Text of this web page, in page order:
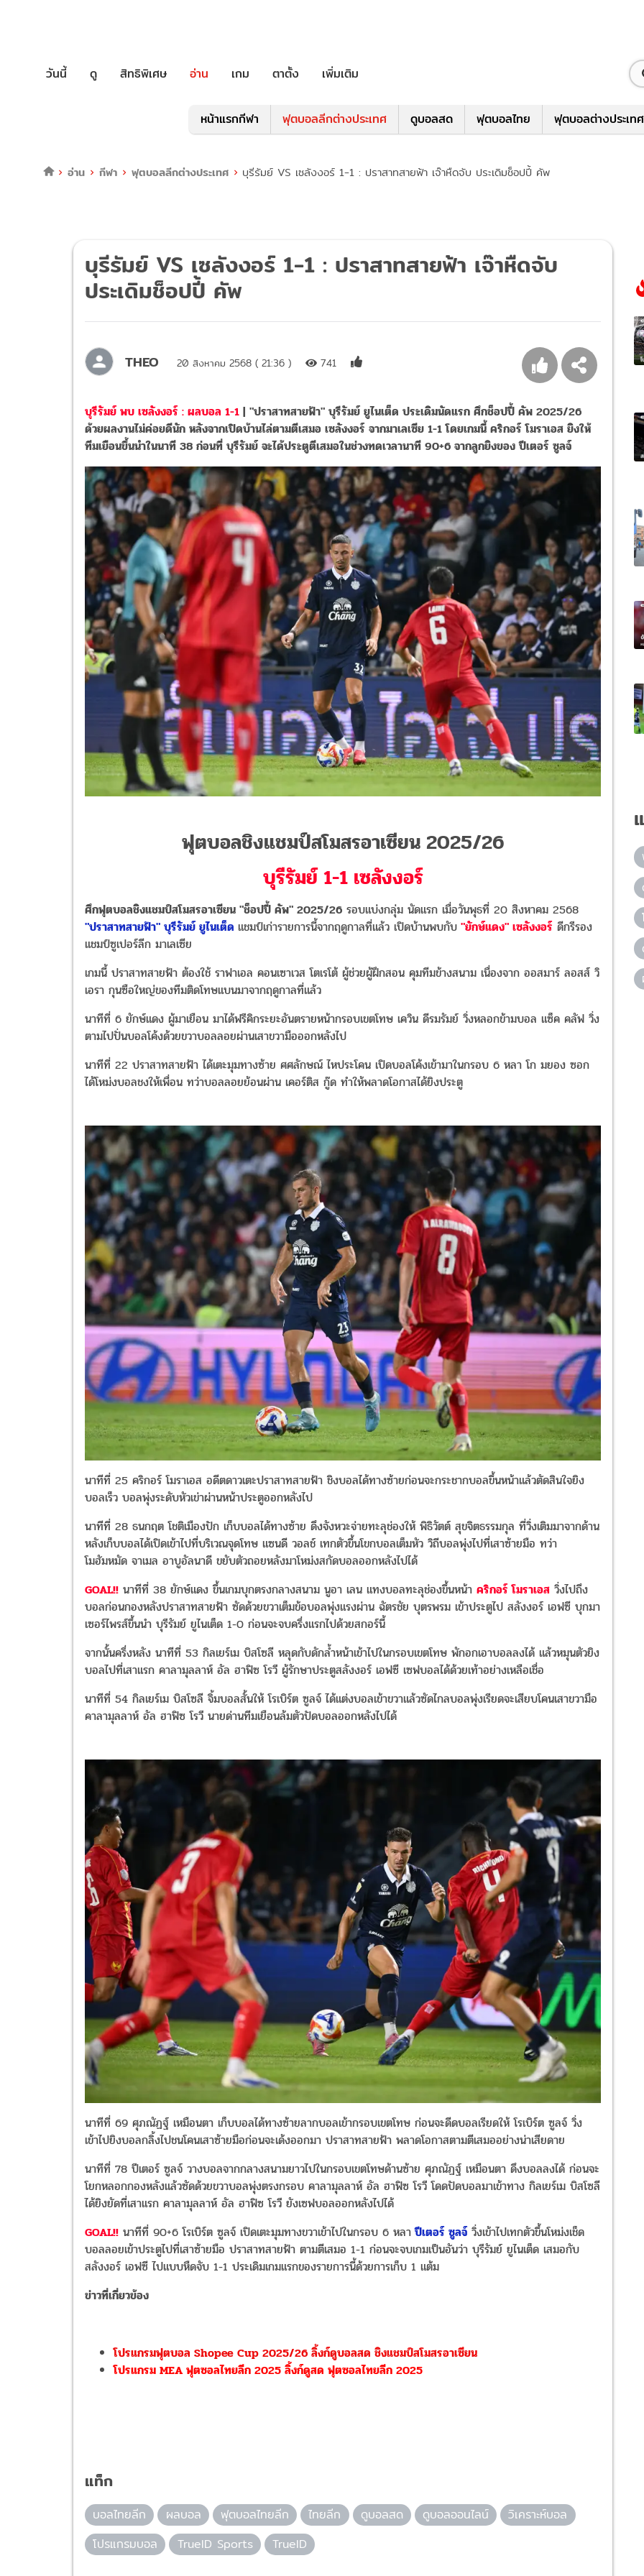
วันนี้ ดู สิทธิพิเศษ อ่าน เกม ตาตั้ง เพิ่มเติม
หน้าแรกกีฬา ฟุตบอลลีกต่างประเทศ ดูบอลสด ฟุตบอลไทย ฟุตบอลต่างประเทศ
อ่าน กีฬา ฟุตบอลลีกต่างประเทศ บุรีรัมย์ VS เซลังงอร์ 1-1 : ปราสาทสายฟ้า เจ๊าหืดจับ ประเดิมช็อปปี้ คัพ
บุรีรัมย์ VS เซลังงอร์ 1-1 : ปราสาทสายฟ้า เจ๊าหืดจับ
ประเดิมช็อปปี้ คัพ
THEO 20 สิงหาคม 2568 ( 21:36 ) 741
บุรีรัมย์ พบ เซลังงอร์ : ผลบอล 1-1 | "ปราสาทสายฟ้า" บุรีรัมย์ ยูไนเต็ด ประเดิมนัดแรก ศึกช็อปปี้ คัพ 2025/26
ด้วยผลงานไม่ค่อยดีนัก หลังจากเปิดบ้านไล่ตามตีเสมอ เซลังงอร์ จากมาเลเซีย 1-1 โดยเกมนี้ คริกอร์ โมราเอส ยิงให้
ทีมเยือนขึ้นนำในนาที 38 ก่อนที่ บุรีรัมย์ จะได้ประตูตีเสมอในช่วงทดเวลานาที 90+6 จากลูกยิงของ ปีเตอร์ ซูลจ์
ฟุตบอลชิงแชมป์สโมสรอาเซียน 2025/26
บุรีรัมย์ 1-1 เซลังงอร์
ศึกฟุตบอลชิงแชมป์สโมสรอาเซียน "ช็อปปี้ คัพ" 2025/26 รอบแบ่งกลุ่ม นัดแรก เมื่อวันพุธที่ 20 สิงหาคม 2568
"ปราสาทสายฟ้า" บุรีรัมย์ ยูไนเต็ด แชมป์เก่ารายการนี้จากฤดูกาลที่แล้ว เปิดบ้านพบกับ "ยักษ์แดง" เซลังงอร์ ดีกรีรอง
แชมป์ซูเปอร์ลีก มาเลเซีย
เกมนี้ ปราสาทสายฟ้า ต้องใช้ ราฟาเอล คอนเซาเวส โตเรโต้ ผู้ช่วยผู้ฝึกสอน คุมทีมข้างสนาม เนื่องจาก ออสมาร์ ลอสส์ วิ
เอรา กุนซือใหญ่ของทีมติดโทษแบนมาจากฤดูกาลที่แล้ว
นาทีที่ 6 ยักษ์แดง ผู้มาเยือน มาได้ฟรีคิกระยะอันตรายหน้ากรอบเขตโทษ เควิน ดีรมรัมย์ วิ่งหลอกข้ามบอล แซ็ค คลัฟ วิ่ง
ตามไปปั่นบอลโค้งด้วยขวาบอลลอยผ่านเสาขวามือออกหลังไป
นาทีที่ 22 ปราสาทสายฟ้า ได้เตะมุมทางซ้าย ศศลักษณ์ ไหประโคน เปิดบอลโค้งเข้ามาในกรอบ 6 หลา โก มยอง ซอก
ได้โหม่งบอลชงให้เพื่อน ทว่าบอลลอยย้อนผ่าน เคอร์ติส กู๊ด ทำให้พลาดโอกาสได้ยิงประตู
นาทีที่ 25 คริกอร์ โมราเอส อดีตดาวเตะปราสาทสายฟ้า ชิงบอลได้ทางซ้ายก่อนจะกระชากบอลขึ้นหน้าแล้วตัดสินใจยิง
บอลเร็ว บอลพุ่งระดับหัวเข่าผ่านหน้าประตูออกหลังไป
นาทีที่ 28 ธนกฤต โชติเมืองปัก เก็บบอลได้ทางซ้าย ดึงจังหวะจ่ายทะลุช่องให้ พิธิวัตต์ สุขจิตธรรมกุล ที่วิ่งเติมมาจากด้าน
หลังเก็บบอลได้เปิดเข้าไปที่บริเวณจุดโทษ แซนดี วอลช์ เทกตัวขึ้นโขกบอลเต็มหัว วิถีบอลพุ่งไปที่เสาซ้ายมือ ทว่า
โมฮัมหมัด จาเมล อาบูอัลนาดี ขยับตัวถอยหลังมาโหม่งสกัดบอลออกหลังไปได้
GOAL!! นาทีที่ 38 ยักษ์แดง ขึ้นเกมบุกตรงกลางสนาม นูอา เลน แทงบอลทะลุช่องขึ้นหน้า คริกอร์ โมราเอส วิ่งไปถึง
บอลก่อนกองหลังปราสาทสายฟ้า ซัดด้วยขวาเต็มข้อบอลพุ่งแรงผ่าน ฉัตรชัย บุตรพรม เข้าประตูไป สลังงอร์ เอฟซี บุกมา
เซอร์ไพรส์ขึ้นนำ บุรีรัมย์ ยูไนเต็ด 1-0 ก่อนจะจบครึ่งแรกไปด้วยสกอร์นี้
จากนั้นครึ่งหลัง นาทีที่ 53 กิลเยร์เม บิสโซลี หลุดกับดักล้ำหน้าเข้าไปในกรอบเขตโทษ พักอกเอาบอลลงได้ แล้วหมุนตัวยิง
บอลไปที่เสาแรก คาลามุลลาห์ อัล ฮาฟิซ โรวี ผู้รักษาประตูสลังงอร์ เอฟซี เซฟบอลได้ด้วยเท้าอย่างเหลือเชื่อ
นาทีที่ 54 กิลเยร์เม บิสโซลี จิ้มบอลสั้นให้ โรเบิร์ต ซูลจ์ ได้แต่งบอลเข้าขวาแล้วซัดไกลบอลพุ่งเรียดจะเสียบโคนเสาขวามือ
คาลามุลลาห์ อัล ฮาฟิซ โรวี นายด่านทีมเยือนล้มตัวปัดบอลออกหลังไปได้
นาทีที่ 69 ศุภณัฏฐ์ เหมือนตา เก็บบอลได้ทางซ้ายลากบอลเข้ากรอบเขตโทษ ก่อนจะดีดบอลเรียดให้ โรเบิร์ต ซูลจ์ วิ่ง
เข้าไปยิงบอลกลิ้งไปชนโคนเสาซ้ายมือก่อนจะเด้งออกมา ปราสาทสายฟ้า พลาดโอกาสตามตีเสมออย่างน่าเสียดาย
นาทีที่ 78 ปีเตอร์ ซูลจ์ วางบอลจากกลางสนามยาวไปในกรอบเขตโทษด้านซ้าย ศุภณัฏฐ์ เหมือนตา ดึงบอลลงได้ ก่อนจะ
โยกหลอกกองหลังแล้วซัดด้วยขวาบอลพุ่งตรงกรอบ คาลามุลลาห์ อัล ฮาฟิซ โรวี โดดปัดบอลมาเข้าทาง กิลเยร์เม บิสโซลี
ได้ยิงยัดที่เสาแรก คาลามุลลาห์ อัล ฮาฟิซ โรวี ยังเซฟบอลออกหลังไปได้
GOAL!! นาทีที่ 90+6 โรเบิร์ต ซูลจ์ เปิดเตะมุมทางขวาเข้าไปในกรอบ 6 หลาปีเตอร์ ซูลจ์ วิ่งเข้าไปเทกตัวขึ้นโหม่งเช็ด
บอลลอยเข้าประตูไปที่เสาซ้ายมือ ปราสาทสายฟ้า ตามตีเสมอ 1-1 ก่อนจะจบเกมเป็นอันว่า บุรีรัมย์ ยูไนเต็ด เสมอกับ
สลังงอร์ เอฟซี ไปแบบหืดจับ 1-1 ประเดิมเกมแรกของรายการนี้ด้วยการเก็บ 1 แต้ม
ข่าวที่เกี่ยวข้อง
โปรแกรมฟุตบอล Shopee Cup 2025/26 ลิ้งก์ดูบอลสด ชิงแชมป์สโมสรอาเซียน
โปรแกรม MEA ฟุตซอลไทยลีก 2025 ลิ้งก์ดูสด ฟุตซอลไทยลีก 2025
แท็ก
บอลไทยลีก ผลบอล ฟุตบอลไทยลีก ไทยลีก ดูบอลสด ดูบอลออนไลน์
วิเคราะห์บอล
โปรแกรมบอล
TrueID Sports TrueID